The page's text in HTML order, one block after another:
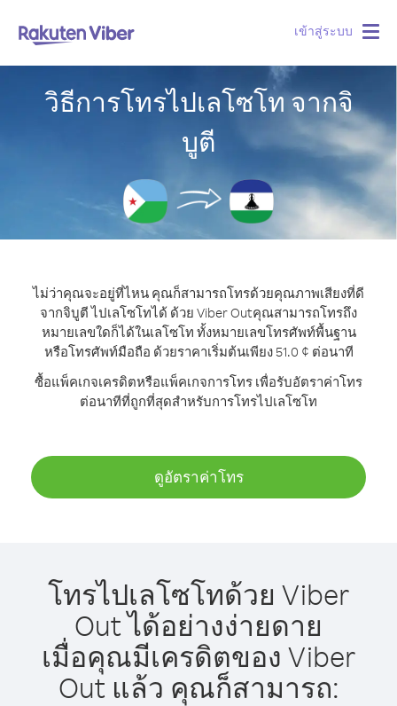
เข้าสู่ระบบ
วิธีการโทรไปเลโซโท จากจิ
บูตี
ไม่ว่าคุณจะอยู่ที่ไหน คุณก็สามารถโทรด้วยคุณภาพเสียงที่ดี
จากจิบูตี ไปเลโซโทได้ ด้วย Viber Outคุณสามารถโทรถึง
หมายเลขใดก็ได้ในเลโซโท ทั้งหมายเลขโทรศัพท์พื้นฐาน
หรือโทรศัพท์มือถือ ด้วยราคาเริ่มต้นเพียง 51.0 ¢ ต่อนาที
ซื้อแพ็คเกจเครดิตหรือแพ็คเกจการโทร เพื่อรับอัตราค่าโทร
ต่อนาทีที่ถูกที่สุดสำหรับการโทรไปเลโซโท
ดูอัตราค่าโทร
โทรไปเลโซโทด้วย Viber
Out ได้อย่างง่ายดาย
เมื่อคุณมีเครดิตของ Viber
Out แล้ว คุณก็สามารถ: